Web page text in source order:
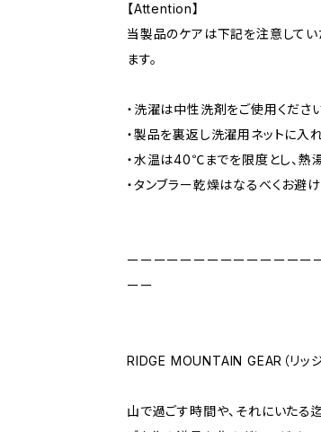
【Attention】
当製品のケアは下記を注意して
ます。
・洗濯は中性洗剤をご使用ください
・製品を裏返し洗濯用ネットに入
・水温は40℃までを限度とし、熱
・タンブラー乾燥はなるべくお避け
ーーーーーーーーーーーーーー
ーー
RIDGE MOUNTAIN GEAR（リッジ
山で過ごす時間や、それにいたる